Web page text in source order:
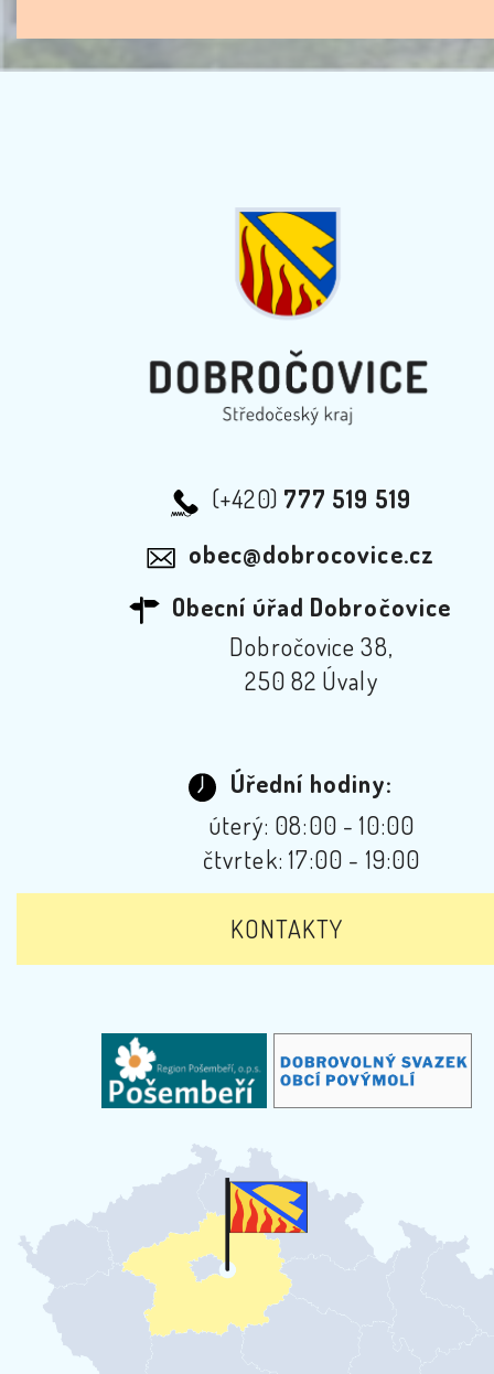
(+420) 777 519 519
obec@dobrocovice.cz
Obecní úřad Dobročovice
Dobročovice 38,
250 82 Úvaly
Úřední hodiny:
úterý: 08:00 - 10:00
čtvrtek: 17:00 - 19:00
KONTAKTY